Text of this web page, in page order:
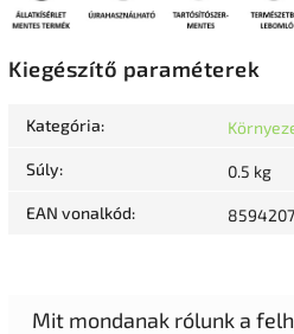
Kiegészítő paraméterek
Kategória:
Súly: 0.5 kg
EAN vonalkód: